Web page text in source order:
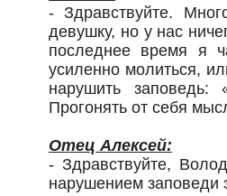
- Здравствуйте.
девушку, но у нас
последнее время я
усиленно молиться,
нарушить
Прогонять от себя
Отец Алексей:
- Здравствуйте,
нарушением заповеди